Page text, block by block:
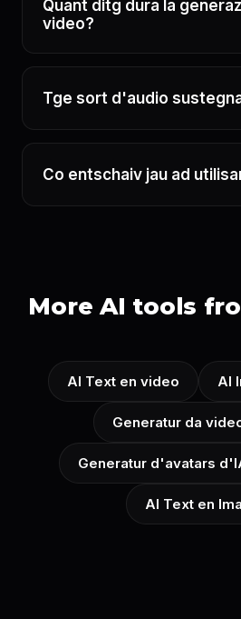
Quant ditg dura la
video?
Tge sort d'audio
Co entschaiv jau ad
More AI tools
AI Text en video AI
Generatur da
Generatur d'avatars
AI Text en